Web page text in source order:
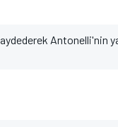
Antonelli'nin